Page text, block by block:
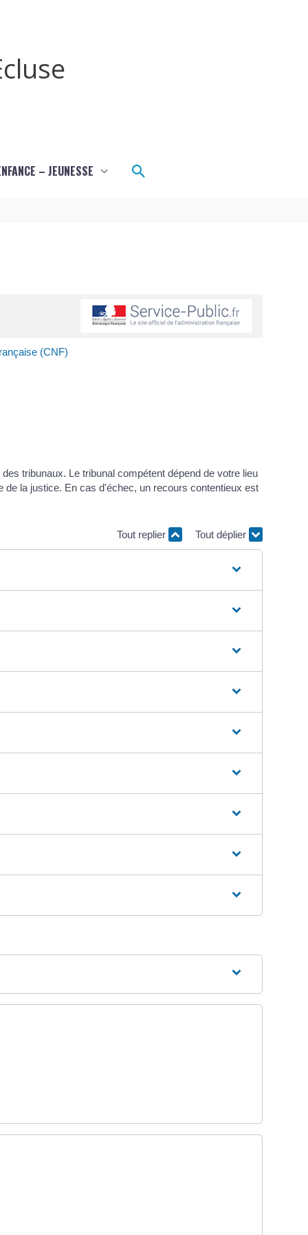
– JEUNESSE Rechercher
(CNF)
des tribunaux. Le tribunal compétent dépend de votre lieu
la justice. En cas d'échec, un recours contentieux est
Tout replier Tout déplier